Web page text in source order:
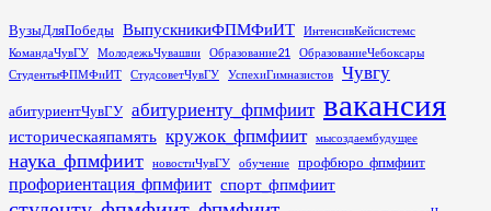
Перейти
к
содержимому
ВузыДляПобеды ВыпускникиФПМФиИТ
ИнтенсивКейсистемс
КомандаЧувГУ
МолодежьЧувашии Образование21
ОбразованиеЧебоксары
СтудентыФПМФиИТ
СтудсоветЧувГУ УспехиГимназистов Чувгу
абитуриентЧувГУ абитуриенту_фпмфиит вакансия
историческаяпамять кружок_фпмфиит мысоздаембудущее
наука_фпмфиит новостиЧувГУ обучение профбюро_фпмфиит
профориентация_фпмфиит спорт_фпмфиит